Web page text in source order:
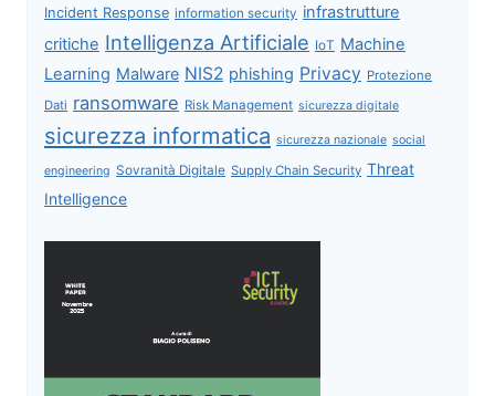
Incident Response information security infrastrutture
critiche Intelligenza Artificiale IoT Machine
Learning Malware NIS2 phishing Privacy Protezione
Dati ransomware Risk Management sicurezza digitale
sicurezza informatica sicurezza nazionale social
engineering Sovranità Digitale Supply Chain Security Threat
Intelligence